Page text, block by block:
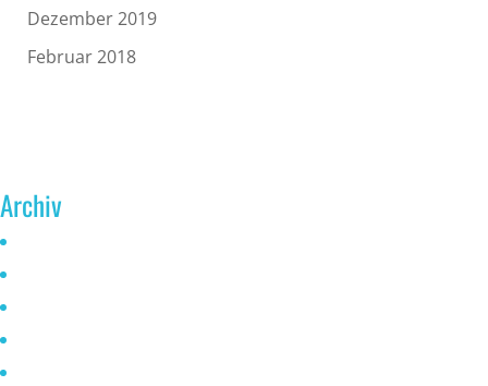
Dezember 2019
Februar 2018
Archiv